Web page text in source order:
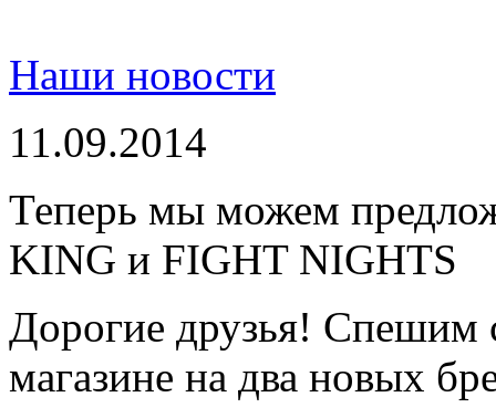
Наши новости
11.09.2014
Теперь мы можем
KING и FIGHT NIGHTS
Дорогие друзья! Спешим
магазине на два новых